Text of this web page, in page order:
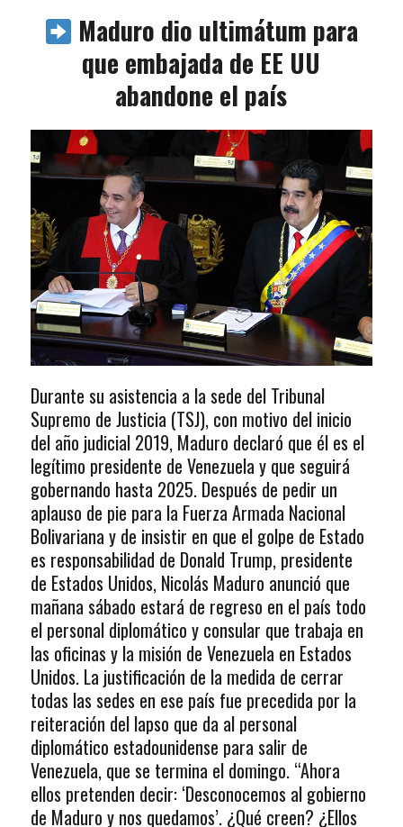
Maduro dio ultimátum para
que embajada de EE UU
abandone el país
Durante su asistencia a la sede del Tribunal
Supremo de Justicia (TSJ), con motivo del inicio
del año judicial 2019, Maduro declaró que él es el
legítimo presidente de Venezuela y que seguirá
gobernando hasta 2025. Después de pedir un
aplauso de pie para la Fuerza Armada Nacional
Bolivariana y de insistir en que el golpe de Estado
es responsabilidad de Donald Trump, presidente
de Estados Unidos, Nicolás Maduro anunció que
mañana sábado estará de regreso en el país todo
el personal diplomático y consular que trabaja en
las oficinas y la misión de Venezuela en Estados
Unidos. La justificación de la medida de cerrar
todas las sedes en ese país fue precedida por la
reiteración del lapso que da al personal
diplomático estadounidense para salir de
Venezuela, que se termina el domingo. “Ahora
ellos pretenden decir: ‘Desconocemos al gobierno
de Maduro y nos quedamos’. ¿Qué creen? ¿Ellos